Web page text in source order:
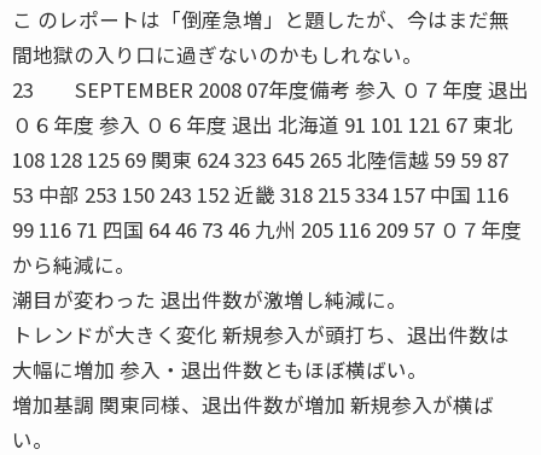
こ のレポートは「倒産急増」と題したが、今はまだ無
間地獄の入り口に過ぎないのかもしれない。
23 SEPTEMBER 2008 07年度備考 参入 ０７年度 退出
０６年度 参入 ０６年度 退出 北海道 91 101 121 67 東北
108 128 125 69 関東 624 323 645 265 北陸信越 59 59 87
53 中部 253 150 243 152 近畿 318 215 334 157 中国 116
99 116 71 四国 64 46 73 46 九州 205 116 209 57 ０７年度
から純減に。
潮目が変わった 退出件数が激増し純減に。
トレンドが大きく変化 新規参入が頭打ち、退出件数は
大幅に増加 参入・退出件数ともほぼ横ばい。
増加基調 関東同様、退出件数が増加 新規参入が横ば
い。